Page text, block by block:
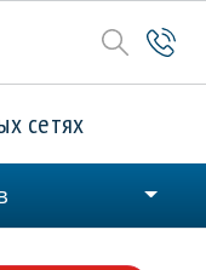
сетях